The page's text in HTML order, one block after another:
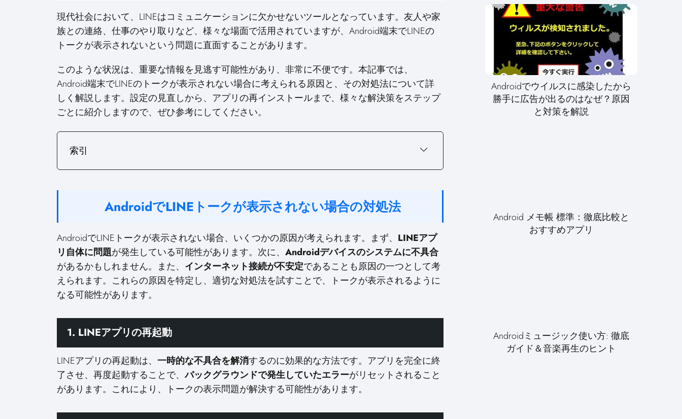
r
e
o
n
r
e
o
n
r
e
o
n
r
e
o
r
e
o
n
現代社会において、LINEはコミュニケーションに欠かせないツールとなっています。友人や家
族との連絡、仕事のやり取りなど、様々な場面で活用されていますが、Android端末でLINEの
トークが表示されないという問題に直面することがあります。
このような状況は、重要な情報を見逃す可能性があり、非常に不便です。本記事では、
Android端末でLINEのトークが表示されない場合に考えられる原因と、その対処法について詳
しく解説します。設定の見直しから、アプリの再インストールまで、様々な解決策をステップ
ごとに紹介しますので、ぜひ参考にしてください。
索引
AndroidでLINEトークが表示されない場合の対処法
AndroidでLINEトークが表示されない場合、いくつかの原因が考えられます。まず、 LINEアプ
リ自体に問題が発生している可能性があります。次に、 Androidデバイスのシステムに不具合
があるかもしれません。また、 インターネット接続が不安定であることも原因の一つとして考
えられます。これらの原因を特定し、適切な対処法を試すことで、トークが表示されるように
なる可能性があります。
1. LINEアプリの再起動
LINEアプリの再起動は、 一時的な不具合を解消するのに効果的な方法です。アプリを完全に終
了させ、再度起動することで、バックグラウンドで発生していたエラーがリセットされること
があります。これにより、トークの表示問題が解決する可能性があります。
Androidでウイルスに感染したから
勝手に広告が出るのはなぜ？原因
と対策を解説
Android メモ帳 標準：徹底比較と
おすすめアプリ
Androidミュージック使い方: 徹底
ガイド＆音楽再生のヒント